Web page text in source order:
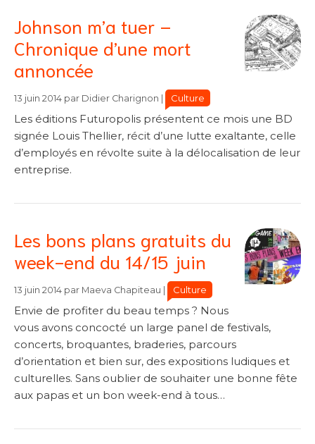
Johnson m’a tuer –
Chronique d’une mort
annoncée
13 juin 2014 par Didier Charignon Catégories
Catégories
Culture
Les éditions Futuropolis présentent ce mois une BD
signée Louis Thellier, récit d’une lutte exaltante, celle
d’employés en révolte suite à la délocalisation de leur
entreprise.
Les bons plans gratuits du
week-end du 14/15 juin
13 juin 2014 par Maeva Chapiteau Catégories
Catégories
Culture
Envie de profiter du beau temps ? Nous
vous avons concocté un large panel de festivals,
concerts, broquantes, braderies, parcours
d’orientation et bien sur, des expositions ludiques et
culturelles. Sans oublier de souhaiter une bonne fête
aux papas et un bon week-end à tous…